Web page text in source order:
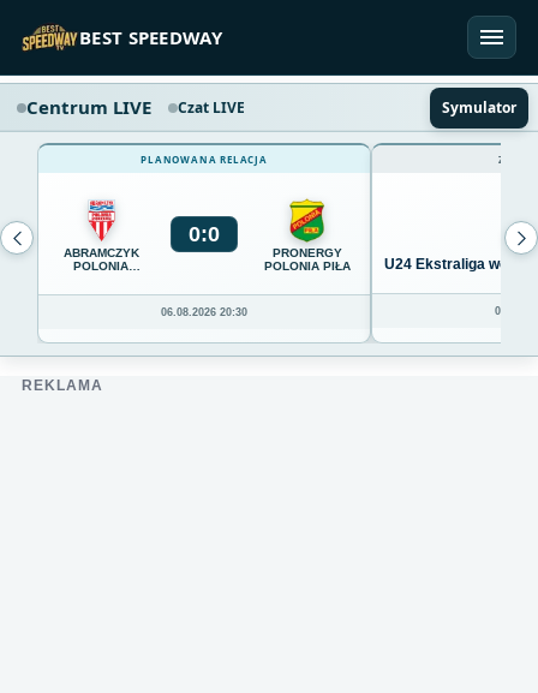
BEST SPEEDWAY
Centrum LIVE Czat LIVE Symulator
PLANOWANA RELACJA
ABRAMCZYK
POLONIA
0:0
PRONERGY
POLONIA PIŁA
06.08.2026 20:30
U24 Ekstraliga we
REKLAMA